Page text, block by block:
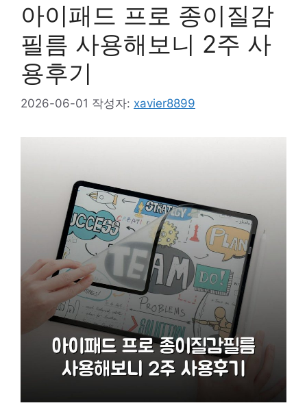
아이패드 프로 종이질감
필름 사용해보니 2주 사
용후기
2026-06-01 작성자: xavier8899